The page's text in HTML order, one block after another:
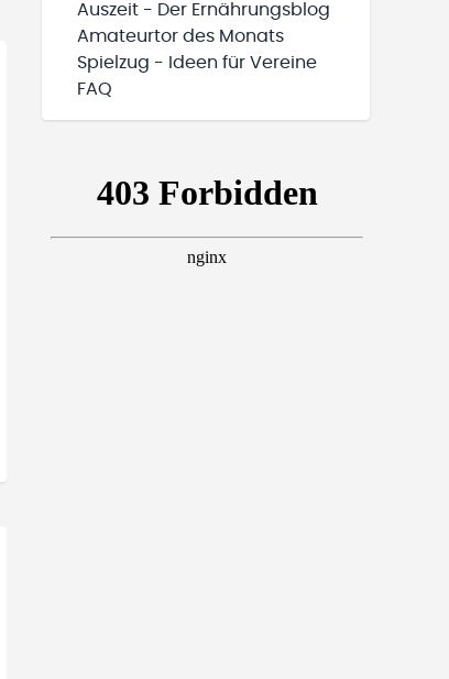
Auszeit - Der Ernährungsblog
Amateurtor des Monats
Spielzug - Ideen für Vereine
FAQ